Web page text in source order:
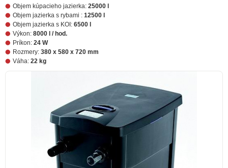
Objem kúpacieho jazierka: 25000 l
Objem jazierka s rybami : 12500 l
Objem jazierka s KOI: 6500 l
Výkon: 8000 l / hod.
Príkon: 24 W
Rozmery: 380 x 580 x 720 mm
Váha: 22 kg